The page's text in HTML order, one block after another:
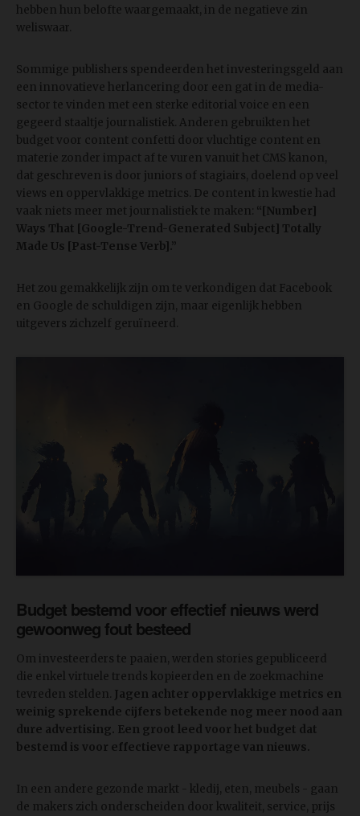
hebben hun belofte waargemaakt, in de negatieve zin
weliswaar.
Sommige publishers spendeerden het investeringsgeld aan
een innovatieve herlancering door een gat in de media-
sector te vinden met een sterke editorial voice en een
gegeerd staaltje journalistiek. Anderen gebruikten het
budget voor content confetti door vluchtige content en
materie zonder impact af te vuren vanuit het CMS kanon,
dat geschreven is door juniors of stagiairs, doelend op veel
views en oppervlakkige metrics. De content in kwestie had
vaak niets meer met journalistiek te maken: “[Number]
Ways That [Google-Trend-Generated Subject] Totally
Made Us [Past-Tense Verb].”
Het zou gemakkelijk zijn om te verkondigen dat Facebook
en Google de schuldigen zijn, maar eigenlijk hebben
uitgevers zichzelf geruïneerd.
Budget bestemd voor effectief nieuws werd
gewoonweg fout besteed
Om investeerders te paaien, werden stories gepubliceerd
die enkel virtuele trends kopieerden en de zoekmachine
tevreden stelden. Jagen achter oppervlakkige metrics en
weinig sprekende cijfers betekende nog meer nood aan
dure advertising. Een groot leed voor het budget dat
bestemd is voor effectieve rapportage van nieuws.
In een andere gezonde markt - kledij, eten, meubels - gaan
de makers zich onderscheiden door kwaliteit, service, prijs